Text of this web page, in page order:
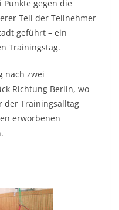
gegen die
Teil der Teilnehmer
geführt – ein
Trainingstag.
nach zwei
Richtung Berlin, wo
der Trainingsalltag
erworbenen